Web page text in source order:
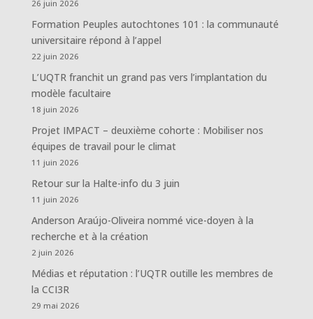
26 juin 2026
Formation Peuples autochtones 101 : la communauté
universitaire répond à l’appel
22 juin 2026
L’UQTR franchit un grand pas vers l’implantation du
modèle facultaire
18 juin 2026
Projet IMPACT – deuxième cohorte : Mobiliser nos
équipes de travail pour le climat
11 juin 2026
Retour sur la Halte-info du 3 juin
11 juin 2026
Anderson Araújo-Oliveira nommé vice-doyen à la
recherche et à la création
2 juin 2026
Médias et réputation : l’UQTR outille les membres de
la CCI3R
29 mai 2026